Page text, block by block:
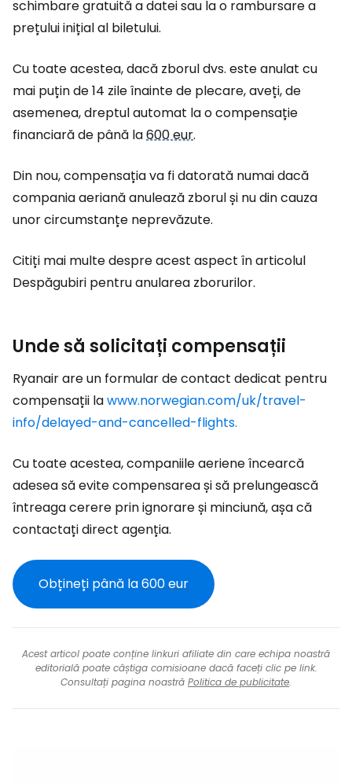
schimbare gratuită a datei sau la o rambursare a
prețului inițial al biletului.
Cu toate acestea, dacă zborul dvs. este anulat cu
mai puțin de 14 zile înainte de plecare, aveți, de
asemenea, dreptul automat la o compensație
financiară de până la600 eur.
Din nou, compensația va fi datorată numai dacă
compania aeriană anulează zborul și nu din cauza
unor circumstanțe neprevăzute.
Citiți mai multe despre acest aspect în articolul
Despăgubiri pentru anularea zborurilor.
Unde să solicitați compensații
Ryanair are un formular de contact dedicat pentru
compensații lawww.norwegian.com/uk/travel-
info/delayed-and-cancelled-flights.
Cu toate acestea, companiile aeriene încearcă
adesea să evite compensarea și să prelungească
întreaga cerere prin ignorare și minciună, așa că
contactați direct agenția.
Obțineți până la600 eur
Acest articol poate conține linkuri afiliate din care echipa noastră
editorială poate câștiga comisioane dacă faceți clic pe link.
Consultați pagina noastră Politica de publicitate.